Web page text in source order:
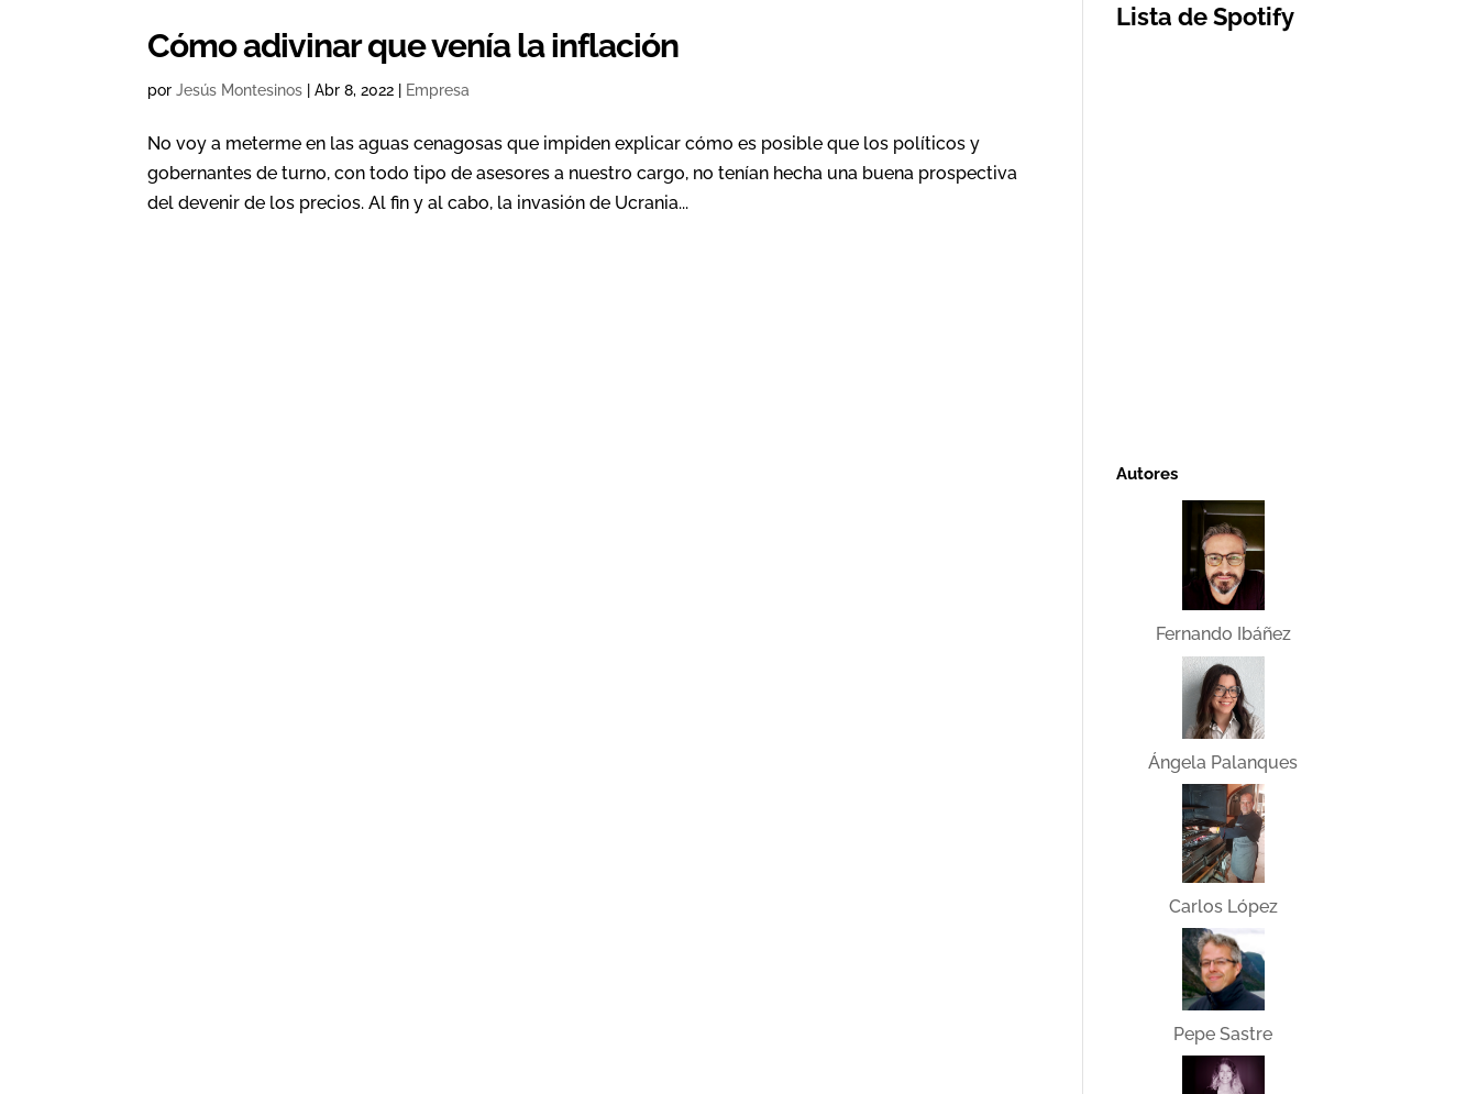
Cómo adivinar que venía la inflación
porJesús Montesinos |Abr 8, 2022 Empresa
No voy a meterme en las aguas cenagosas que impiden explicar cómo es posible que los políticos y
gobernantes de turno, con todo tipo de asesores a nuestro cargo, no tenían hecha una buena prospectiva
del devenir de los precios. Al fin y al cabo, la invasión de Ucrania...
Lista de Spotify
Autores
Fernando Ibáñez
Ángela Palanques
Carlos López
Pepe Sastre